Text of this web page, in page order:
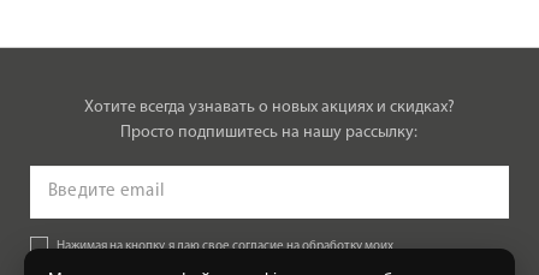
Хотите всегда узнавать о новых акциях и скидках?
Просто подпишитесь на нашу рассылку:
Нажимая на кнопку, я даю свое согласие на обработку моих